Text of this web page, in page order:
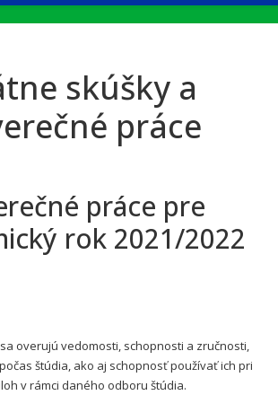
skúšky a
práce
práce pre
rok 2021/2022
overujú vedomosti, schopnosti a zručnosti,
štúdia, ako aj schopnosť používať ich pri
v rámci daného odboru štúdia.